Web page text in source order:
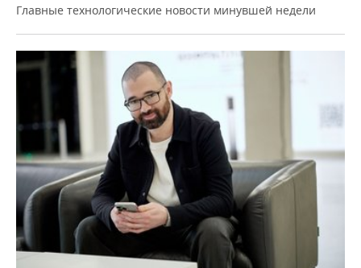
Главные технологические новости минувшей недели